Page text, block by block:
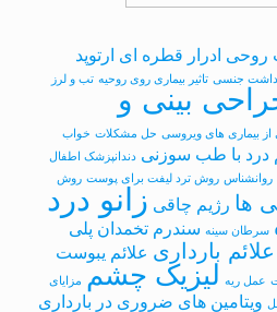
روحی ادرار قطره ای ارتوپد
جنسی تاثیر بیماری روی روحیه تب و لرز
بینی و
از بیماری های ویروسی حل مشکلات خواب
با طب سوزنی دندانپزشک اطفال
روانشناس روش ترد لیفت برای پوست روش
ها رژیم چاقی زانو درد
سرطان سینه سندرم تخمدان پلی
علائم بارداری علائم یبوست
عمل ریه لیزیک چشم مزایای
ویتامین های ضروری در بارداری